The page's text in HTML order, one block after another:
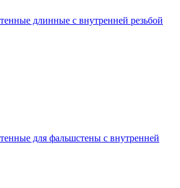
длинные с внутренней резьбой
для фальшстены с внутренней